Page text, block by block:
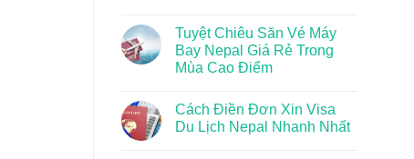
Tuyệt Chiêu Săn Vé Máy
Bay Nepal Giá Rẻ Trong
Mùa Cao Điểm
Cách Điền Đơn Xin Visa
Du Lịch Nepal Nhanh Nhất